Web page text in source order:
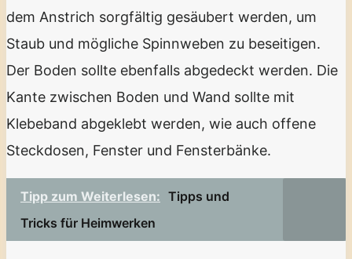
dem Anstrich sorgfältig gesäubert werden, um
Staub und mögliche Spinnweben zu beseitigen.
Der Boden sollte ebenfalls abgedeckt werden. Die
Kante zwischen Boden und Wand sollte mit
Klebeband abgeklebt werden, wie auch offene
Steckdosen, Fenster und Fensterbänke.
Tipp zum Weiterlesen: Tipps und
Tricks für Heimwerken